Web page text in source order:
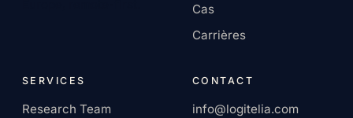
Cas
Carrières
SERVICES
Research Team
CONTACT
info@logitelia.com